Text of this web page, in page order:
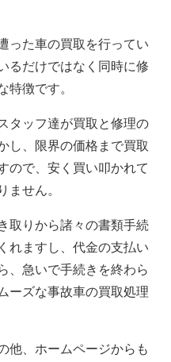
った車の買取を行ってい
るだけではなく同時に修
徴です。
タッフ達が買取と修理の
し、限界の価格まで買取
ので、安く買い叩かれて
ません。
取りから諸々の書類手続
れますし、代金の支払い
、急いで手続きを終わら
ーズな事故車の買取処理
他、ホームページからも